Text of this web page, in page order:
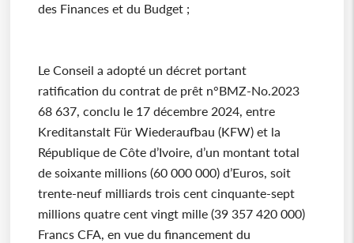
des Finances et du Budget ;
Le Conseil a adopté un décret portant
ratification du contrat de prêt n°BMZ-No.2023
68 637, conclu le 17 décembre 2024, entre
Kreditanstalt Für Wiederaufbau (KFW) et la
République de Côte d’Ivoire, d’un montant total
de soixante millions (60 000 000) d’Euros, soit
trente-neuf milliards trois cent cinquante-sept
millions quatre cent vingt mille (39 357 420 000)
Francs CFA, en vue du financement du